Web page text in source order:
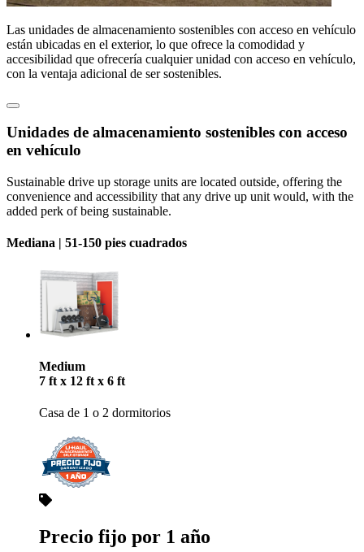
Las unidades de almacenamiento sostenibles ​​​​​​​con acceso en vehículo
están ubicadas en el exterior, lo que ofrece la comodidad y
accesibilidad que ofrecería cualquier unidad con acceso en vehículo,
con la ventaja adicional de ser sostenibles.
Unidades de almacenamiento sostenibles ​​​​​​​con acceso
en vehículo
Sustainable drive up storage units are located outside, offering the
convenience and accessibility that any drive up unit would, with the
added perk of being sustainable.
Mediana | 51-150 pies cuadrados
Medium
7 ft x 12 ft x 6 ft
Casa de 1 o 2 dormitorios
Precio fijo por 1 año